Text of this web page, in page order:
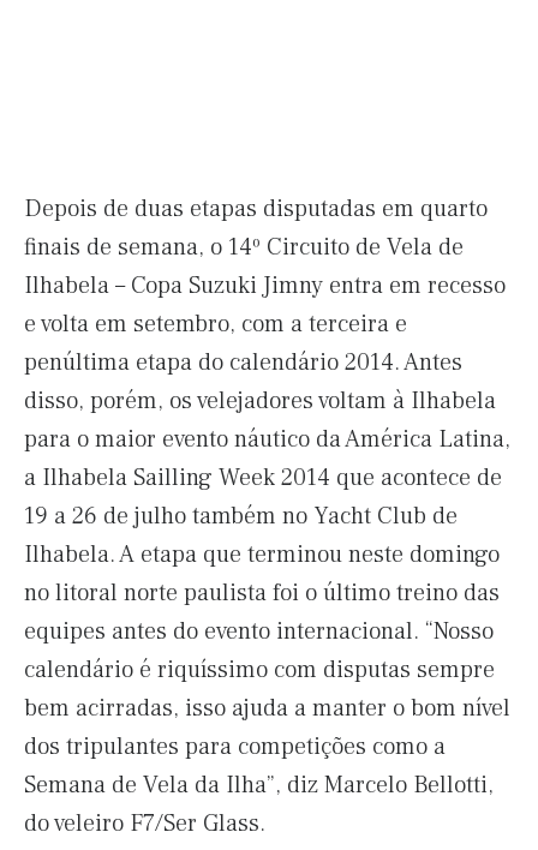
Depois de duas etapas disputadas em quarto
finais de semana, o 14º Circuito de Vela de
Ilhabela – Copa Suzuki Jimny entra em recesso
e volta em setembro, com a terceira e
penúltima etapa do calendário 2014. Antes
disso, porém, os velejadores voltam à Ilhabela
para o maior evento náutico da América Latina,
a Ilhabela Sailling Week 2014 que acontece de
19 a 26 de julho também no Yacht Club de
Ilhabela. A etapa que terminou neste domingo
no litoral norte paulista foi o último treino das
equipes antes do evento internacional. “Nosso
calendário é riquíssimo com disputas sempre
bem acirradas, isso ajuda a manter o bom nível
dos tripulantes para competições como a
Semana de Vela da Ilha”, diz Marcelo Bellotti,
do veleiro F7/Ser Glass.